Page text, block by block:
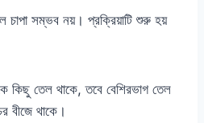
চাপা সম্ভব নয়। প্রক্রিয়াটি শুরু হয়
কিছু তেল থাকে, তবে বেশিরভাগ তেল
বীজে থাকে।